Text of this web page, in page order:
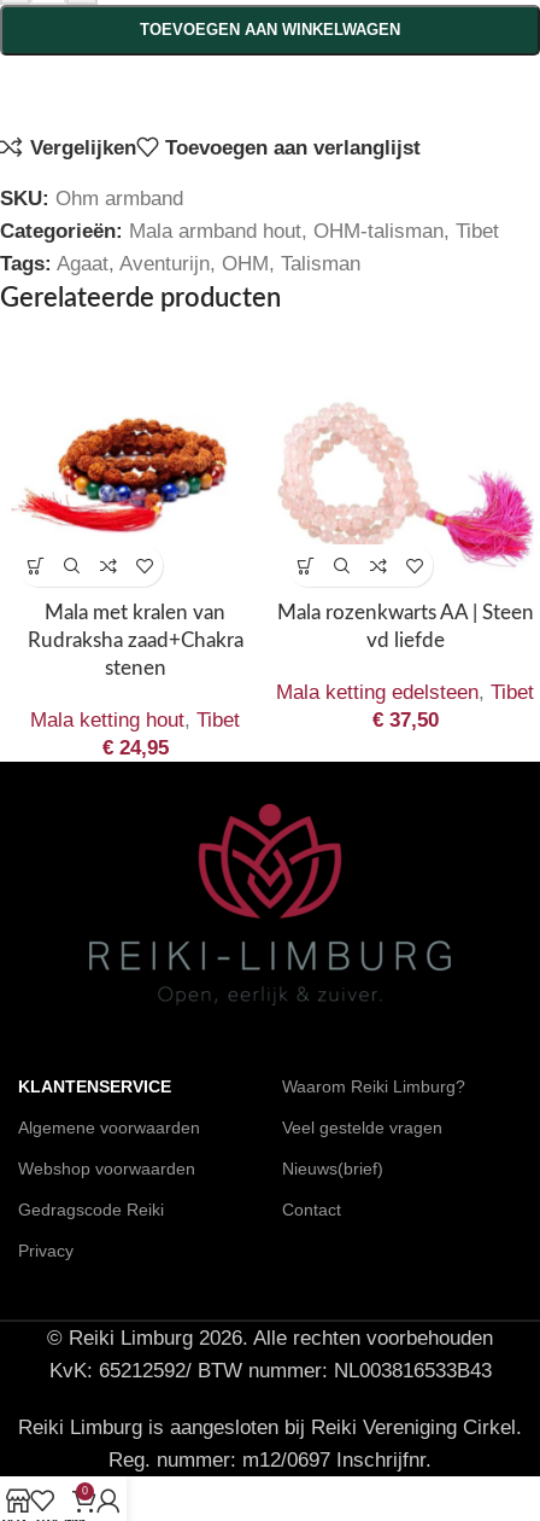
TOEVOEGEN AAN WINKELWAGEN
Vergelijken Toevoegen aan verlanglijst
SKU: Ohm armband
Categorieën: Mala armband hout, OHM-talisman, Tibet
Tags: Agaat, Aventurijn, OHM, Talisman
Gerelateerde producten
Mala met kralen van
Rudraksha zaad+Chakra
stenen
Mala ketting hout, Tibet
€24,95
Mala rozenkwarts AA | Steen
vd liefde
Mala ketting edelsteen, Tibet
€37,50
KLANTENSERVICE
Algemene voorwaarden
Webshop voorwaarden
Gedragscode Reiki
Privacy
Waarom Reiki Limburg?
Veel gestelde vragen
Nieuws(brief)
Contact
© Reiki Limburg 2026. Alle rechten voorbehouden
KvK: 65212592/ BTW nummer: NL003816533B43
Reiki Limburg is aangesloten bij Reiki Vereniging Cirkel.
Reg. nummer: m12/0697 Inschrijfnr.
0